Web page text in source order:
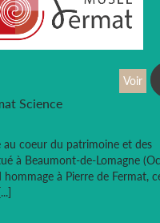
Science
au coeur du patrimoine et des
à Beaumont-de-Lomagne
à Pierre de Fermat,
Voir